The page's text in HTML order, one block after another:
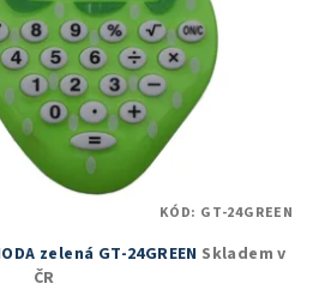
zelená GT-24GREEN Skladem v
ČR
KÓD: GT-24GREEN